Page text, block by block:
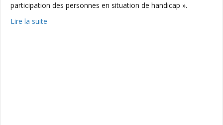
participation des personnes en situation de handicap ».
Lire la suite